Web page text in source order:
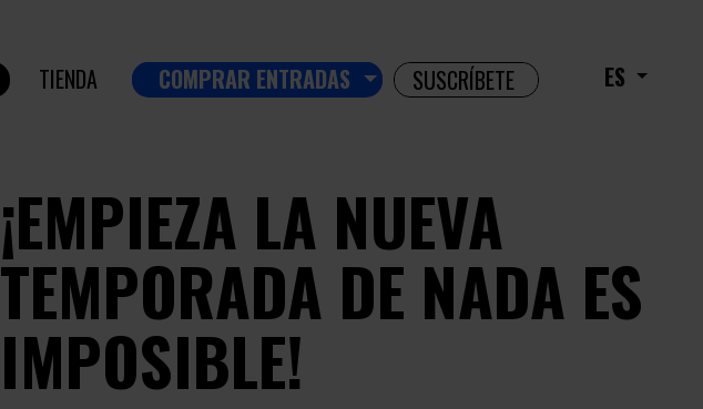
ES
TIENDA COMPRAR ENTRADAS SUSCRÍBETE
¡EMPIEZA LA NUEVA
TEMPORADA DE NADA ES
IMPOSIBLE!